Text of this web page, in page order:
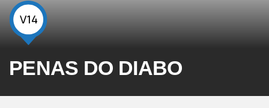
V14
PENAS DO DIABO